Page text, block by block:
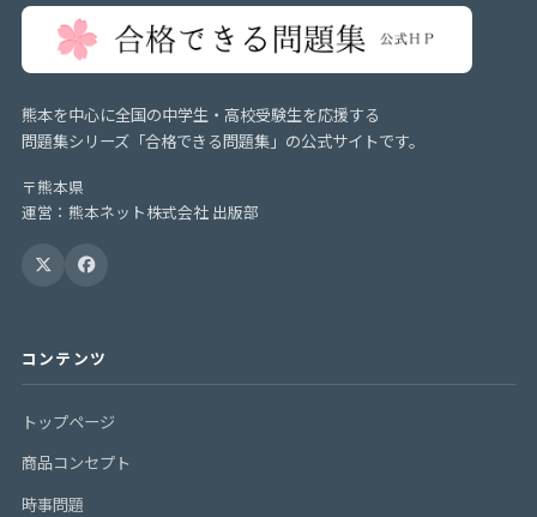
熊本を中心に全国の中学生・高校受験生を応援する
問題集シリーズ「合格できる問題集」の公式サイトです。
〒熊本県
運営：熊本ネット株式会社 出版部
コンテンツ
トップページ
商品コンセプト
時事問題